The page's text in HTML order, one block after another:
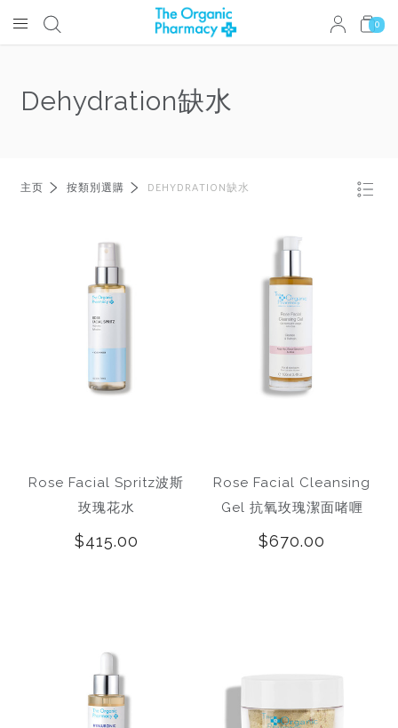
0
Dehydration缺水
主页 按類別選購 DEHYDRATION缺水
Rose Facial Spritz波斯
玫瑰花水
$415.00
Rose Facial Cleansing
Gel 抗氧玫瑰潔面啫喱
$670.00